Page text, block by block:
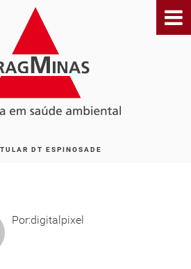
DT ESPINOSADE
Por:digitalpixel